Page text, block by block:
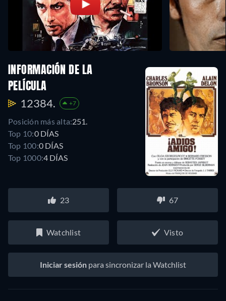
INFORMACIÓN DE LA
PELÍCULA
12384. +7
Posición más alta:251.
Top 10:0 DÍAS
Top 100:0 DÍAS
Top 1000:4 DÍAS
23 67
Watchlist Visto
Iniciar sesión para sincronizar la Watchlist